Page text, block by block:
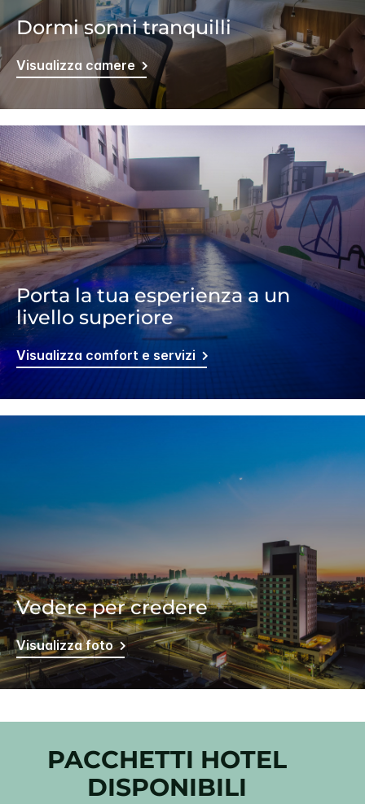
Dormi sonni tranquilli
Visualizza camere
Porta la tua esperienza a un
livello superiore
Visualizza comfort e servizi
Vedere per credere
Visualizza foto
PACCHETTI HOTEL
DISPONIBILI